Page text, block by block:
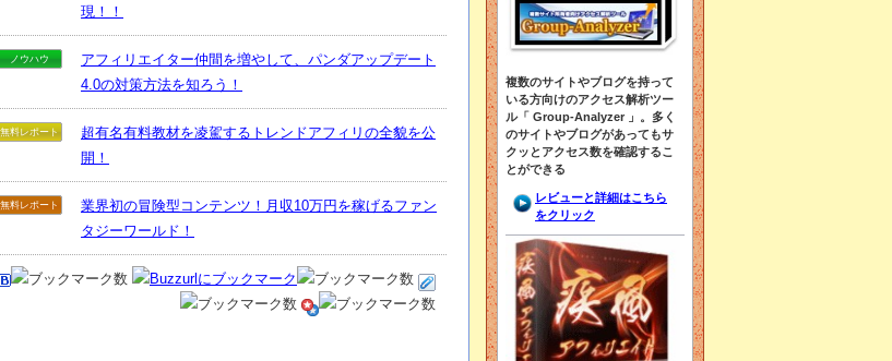
現！！
ノウハウ
アフィリエイター仲間を増やして、パンダアップデート
4.0の対策方法を知ろう！
無料レポート
超有名有料教材を凌駕するトレンドアフィリの全貌を公
開！
無料レポート
業界初の冒険型コンテンツ！月収10万円を稼げるファン
タジーワールド！
複数のサイトやブログを持って
いる方向けのアクセス解析ツー
ル「 Group-Analyzer 」。多く
のサイトやブログがあってもサ
クッとアクセス数を確認するこ
とができる
レビューと詳細はこちら
をクリック